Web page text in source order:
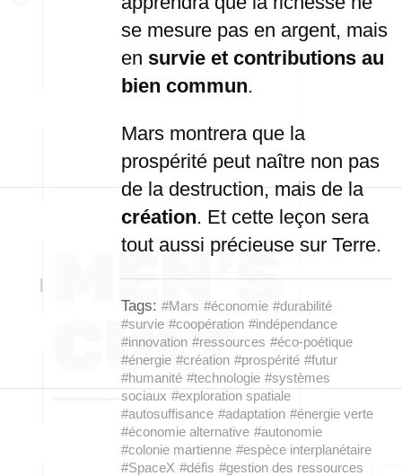
se mesure pas en argent, mais
en survie et contributions au
bien commun.
Mars montrera que la
prospérité peut naître non pas
de la destruction, mais de la
création. Et cette leçon sera
tout aussi précieuse sur Terre.
Tags: #Mars #économie #durabilité
#survie #coopération #indépendance
#innovation #ressources #éco-poétique
#énergie #création #prospérité #futur
#humanité #technologie #systèmes
sociaux #exploration spatiale
#autosuffisance #adaptation #énergie verte
#économie alternative #autonomie
#colonie martienne #espèce interplanétaire
#SpaceX #défis #gestion des ressources